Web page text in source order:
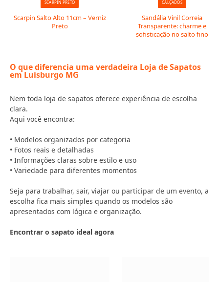
SCARPIN PRETO
Scarpin Salto Alto 11cm – Verniz
Preto
CALÇADOS
Sandália Vinil Correia
Transparente: charme e
sofisticação no salto fino
O que diferencia uma verdadeira Loja de Sapatos
em Luisburgo MG
Nem toda loja de sapatos oferece experiência de escolha
clara.
Aqui você encontra:
• Modelos organizados por categoria
• Fotos reais e detalhadas
• Informações claras sobre estilo e uso
• Variedade para diferentes momentos
Seja para trabalhar, sair, viajar ou participar de um evento, a
escolha fica mais simples quando os modelos são
apresentados com lógica e organização.
Encontrar o sapato ideal agora